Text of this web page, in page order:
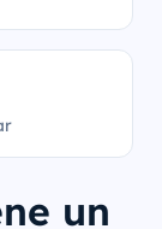
un